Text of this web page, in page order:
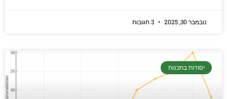
נובמבר 30, 2025
יסודות בתכנות